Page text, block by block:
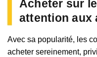
Acheter sur
attention aux
Avec sa popularité, les
acheter sereinement,